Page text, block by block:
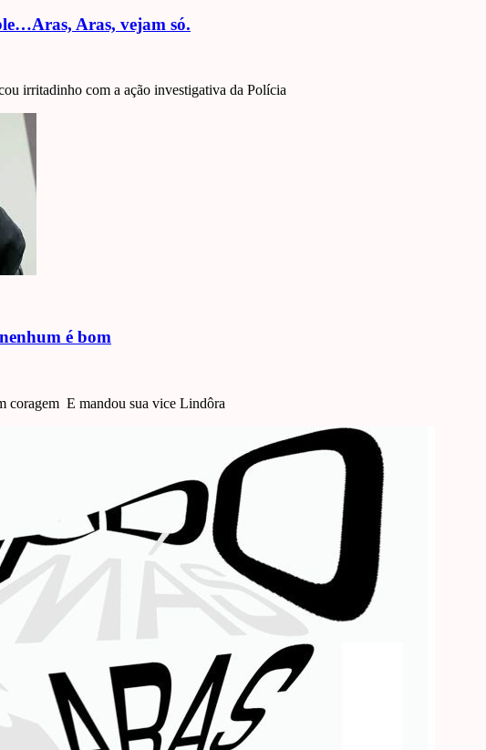
Aras, vejam só.
irritadinho com a ação investigativa da Polícia
é bom
coragem E mandou sua vice Lindôra